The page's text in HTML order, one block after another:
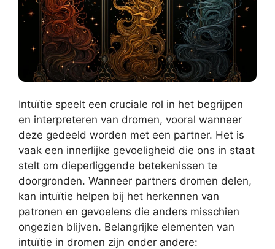
Intuïtie speelt een cruciale rol in het begrijpen
en interpreteren van dromen, vooral wanneer
deze gedeeld worden met een partner. Het is
vaak een innerlijke gevoeligheid die ons in staat
stelt om dieperliggende betekenissen te
doorgronden. Wanneer partners dromen delen,
kan intuïtie helpen bij het herkennen van
patronen en gevoelens die anders misschien
ongezien blijven. Belangrijke elementen van
intuïtie in dromen zijn onder andere: